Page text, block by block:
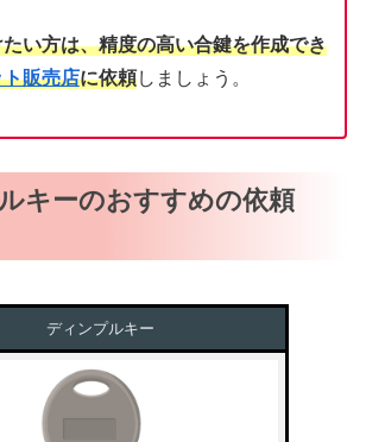
い方は、精度の高い合鍵を作成でき
販売店に依頼しましょう。
キーのおすすめの依頼
ディンプルキー